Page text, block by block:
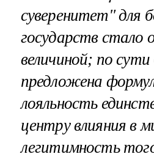
суверенитет" для
государств стало
величиной; по
предложена
лояльность
центру влияния в
легитимность